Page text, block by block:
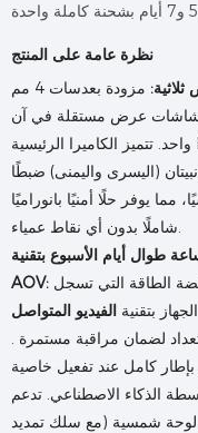
نظرة عامة على المنتج
مزودة بعدسات 4 مم
ثلاث شاشات عرض مستقلة في آن
واحد. تتميز الكاميرا الرئيسية PTZ بتحكم آلي بزاوية 355 درجة أفقيًا
(اليسرى واليمنى) ضبطًا
أفقيًا و90 درجة رأسيًا، مما يوفر حلًا أمنيًا بانوراميًا
شاملًا بدون أي نقاط عمياء.
طوال أيام الأسبوع بتقنية
AOV:
بتقنية
. يسجل بمعدل إطارات منخفض أثناء وضع الاستعداد لضمان مراقبة مستمرة
كامل عند تفعيل خاصية
الذكاء الاصطناعي. تدعم
لوحة شمسية (مع سلك تمديد